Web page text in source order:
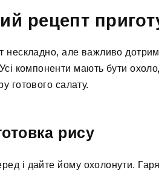
рецепт
нескладно, але важливо
компоненти мають бути
готового салату.
рису
і дайте йому охолонути.